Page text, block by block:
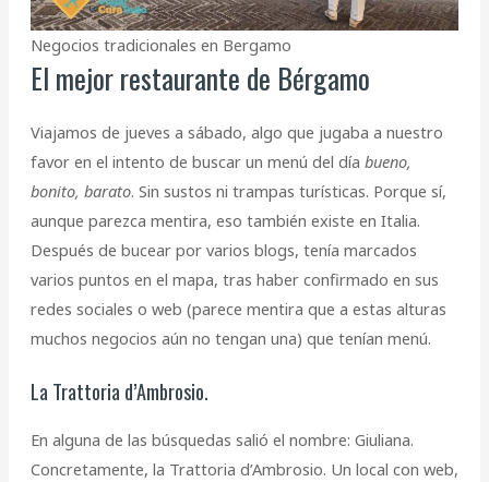
Negocios tradicionales en Bergamo
El mejor restaurante de Bérgamo
Viajamos de jueves a sábado, algo que jugaba a nuestro
favor en el intento de buscar un menú del día bueno,
bonito, barato. Sin sustos ni trampas turísticas. Porque sí,
aunque parezca mentira, eso también existe en Italia.
Después de bucear por varios blogs, tenía marcados
varios puntos en el mapa, tras haber confirmado en sus
redes sociales o web (parece mentira que a estas alturas
muchos negocios aún no tengan una) que tenían menú.
La Trattoria d’Ambrosio.
En alguna de las búsquedas salió el nombre: Giuliana.
Concretamente, la Trattoria d’Ambrosio. Un local con web,